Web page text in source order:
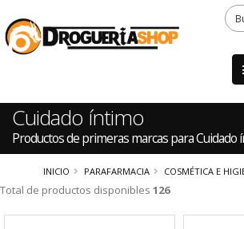
Cuidado íntimo
Productos de primeras marcas para Cuidado
INICIO PARAFARMACIA COSMÉTICA E
Total de productos disponibles 126